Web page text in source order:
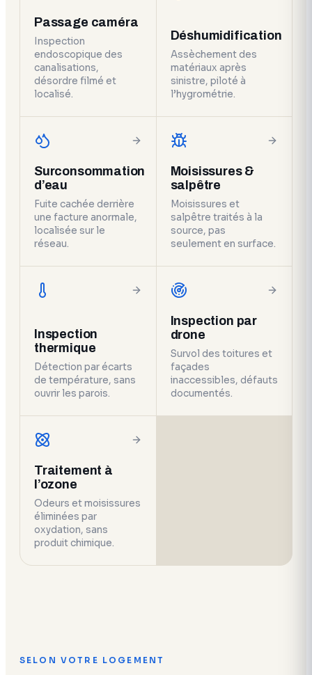
Passage caméra
Inspection
endoscopique des
canalisations,
désordre filmé et
localisé.
Déshumidification
Assèchement des
matériaux après
sinistre, piloté à
l’hygrométrie.
Surconsommation
d’eau
Fuite cachée derrière
une facture anormale,
localisée sur le
réseau.
Moisissures &
salpêtre
Moisissures et
salpêtre traités à la
source, pas
seulement en surface.
Inspection
thermique
Détection par écarts
de température, sans
ouvrir les parois.
Inspection par
drone
Survol des toitures et
façades
inaccessibles, défauts
documentés.
Traitement à
l’ozone
Odeurs et moisissures
éliminées par
oxydation, sans
produit chimique.
SELON VOTRE LOGEMENT